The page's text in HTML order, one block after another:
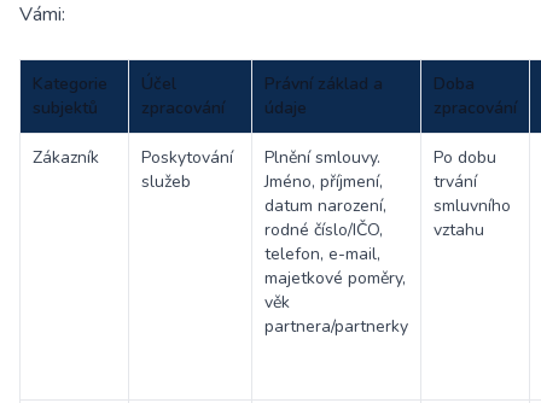
Vámi:
Kategorie
subjektů
Účel
zpracování
Právní základ a
údaje
Doba
zpracování
Zákazník
Poskytování
služeb
Plnění smlouvy.
Jméno, příjmení,
datum narození,
rodné číslo/IČO,
telefon, e-mail,
majetkové poměry,
věk
partnera/partnerky
Po dobu
trvání
smluvního
vztahu